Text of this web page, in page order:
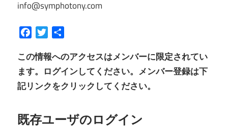
info@symphotony.com
FacebookTwitter
この情報へのアクセスはメンバーに限定されてい
ます。ログインしてください。メンバー登録は下
記リンクをクリックしてください。
既存ユーザのログイン